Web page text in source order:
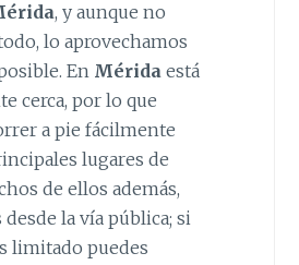
, y aunque no
lo aprovechamos
En Méridaestá
cerca, por lo que
a pie fácilmente
lugares de
de ellos además,
la vía pública; si
limitado puedes